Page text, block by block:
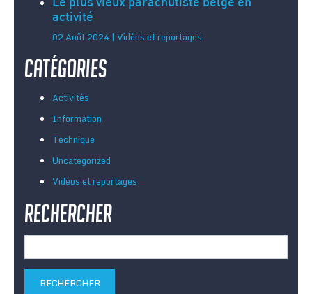
Le plus vieux parachutiste belge en
activité
02 Août 2024 | Vidéos et reportages
Catégories
Activités
Information
Technique
Uncategorized
Vidéos et reportages
Rechercher
Rechercher :